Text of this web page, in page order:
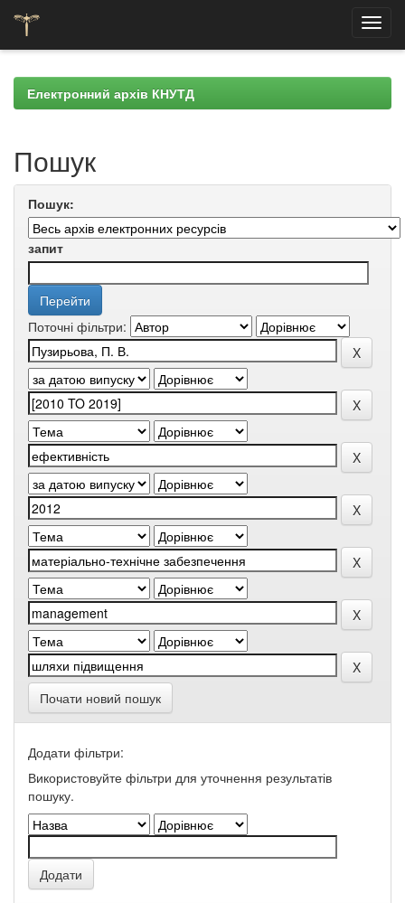
navigationЕлектронний архів КНУТД
Пошук
Пошук:
запит
Поточні фільтри:
Почати новий пошук
Додати фільтри:
Використовуйте фільтри для уточнення результатів
пошуку.